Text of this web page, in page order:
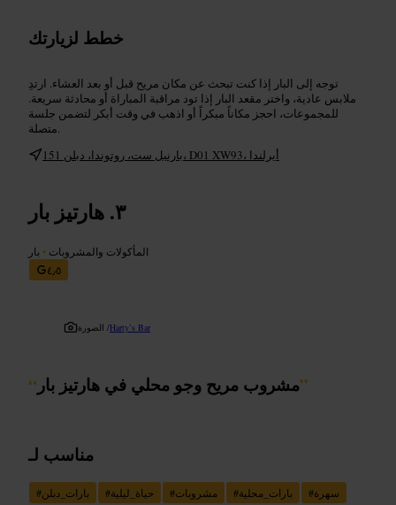
خطط لزيارتك
توجه إلى البار إذا كنت تبحث عن مكان مريح قبل أو بعد العشاء. ارتدِ
ملابس عادية، واختر مقعد البار إذا تود مراقبة المباراة أو محادثة سريعة.
للمجموعات، احجز مكاناً مبكراً أو اذهب في وقت أبكر لتضمن جلسة
متصلة.
151 بارنيل ست، روتوندا، دبلن، D01 XW93، أيرلندا
هارتيز بار
المأكولات والمشروبات • بار
٤٫٥
الصورة /Harty’s Bar
“ مشروب مريح وجو محلي في هارتيز بار”
مناسب لـ
#بارات_دبلن #حياة_ليلية #مشروبات #بارات_محلية #سهرة